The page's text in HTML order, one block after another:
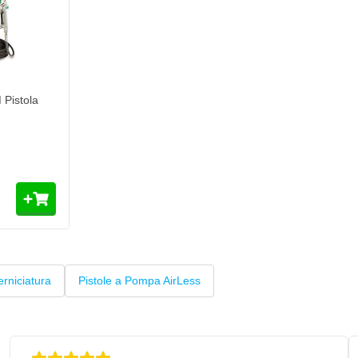
in ottime condizioni ed è
Pro 350M, si consiglia di
non di nuovo nell'acqua pulita.
EasyClean. Non
intasamenti dovuti
Pro 350M
grandi locali e utenti esperti.
è adatto a molti lavori di
HEA, la nebbia di spruzzatura è
finale è incredibilmente
che vanta
Pistola
Pistole a Pompa AirLess